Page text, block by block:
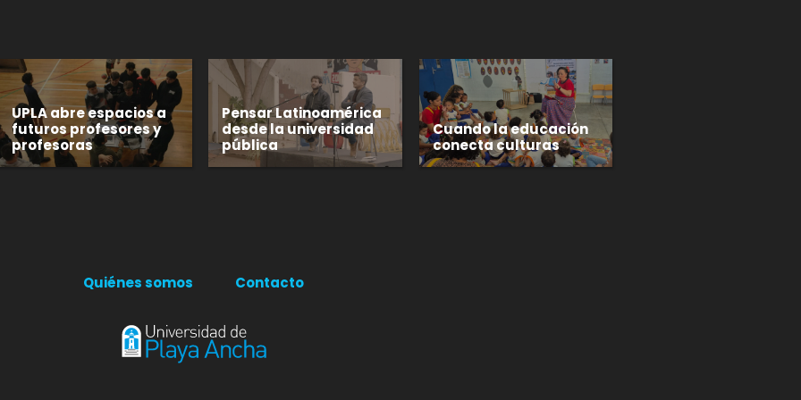
UPLA abre espacios a
futuros profesores y
profesoras
Pensar Latinoamérica
desde la universidad
pública
Cuando la educación
conecta culturas
Quiénes somos Contacto